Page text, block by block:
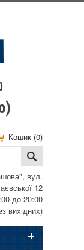
Кошик (0)
вул.
12
до 20:00
вихідних)